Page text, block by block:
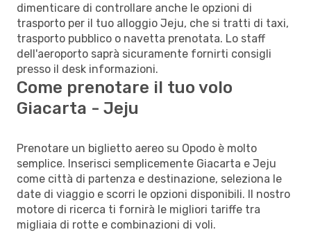
dimenticare di controllare anche le opzioni di
trasporto per il tuo alloggio Jeju, che si tratti di taxi,
trasporto pubblico o navetta prenotata. Lo staff
dell'aeroporto saprà sicuramente fornirti consigli
presso il desk informazioni.
Come prenotare il tuo volo
Giacarta - Jeju
Prenotare un biglietto aereo su Opodo è molto
semplice. Inserisci semplicemente Giacarta e Jeju
come città di partenza e destinazione, seleziona le
date di viaggio e scorri le opzioni disponibili. Il nostro
motore di ricerca ti fornirà le migliori tariffe tra
migliaia di rotte e combinazioni di voli.